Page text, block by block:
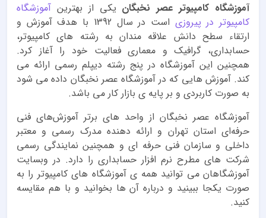
آموزشگاه کامپیوتر عصر نخبگان یکی از بهترین آموزشگاه
کامپیوتر در پیروزی
است در سال 1392 با هدف آموزش و
ارتقاء سطح دانش علاقه مندان به رشته های کامپیوتر،
حسابداری، گرافیک و معماری فعالیت خود را آغاز کرد.
همچنین این آموزشگاه در پنج رشته دیپلم رسمی ارائه می
کند. آموزش هایی که در آموزشگاه عصر نخبگان داده می شود
به صورت کاربردی و بر پایه ی بازار کار می باشد.
آموزشگاه عصر نخبگان از واحد های برتر آموزش‌های فنی‌
حرفه‌ای استان تهران و ارائه دهنده مدرک رسمی و معتبر
داخلی و سازمان فنی حرفه‌ ای و همچنین نمایندگی رسمی
شرکت های مطرح نرم افزار حسابداری را دارد. در وبسایت
آموزشگاهان می توانید همه ی آموزشگاه های کامپیوتر را به
صورت یکجا ببینید و درباره آن ها بخوانید و با هم مقایسه
کنید.